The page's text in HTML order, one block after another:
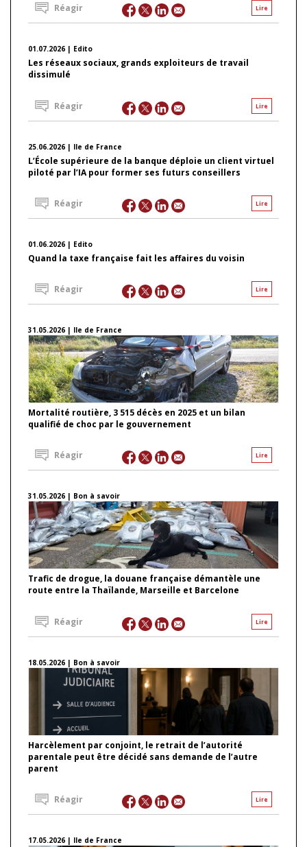
Lire
Réagir
01.07.2026 | Edito
Les réseaux sociaux, grands exploiteurs de travail
dissimulé
Lire
Réagir
25.06.2026 | Ile de France
L’École supérieure de la banque déploie un client virtuel
piloté par l’IA pour former ses futurs conseillers
Lire
Réagir
01.06.2026 | Edito
Quand la taxe française fait les affaires du voisin
Lire
Réagir
31.05.2026 | Ile de France
Mortalité routière, 3 515 décès en 2025 et un bilan
qualifié de choc par le gouvernement
Lire
Réagir
31.05.2026 | Bon à savoir
Trafic de drogue, la douane française démantèle une
route entre la Thaïlande, Marseille et Barcelone
Lire
Réagir
18.05.2026 | Bon à savoir
Harcèlement par conjoint, le retrait de l’autorité
parentale peut être décidé sans demande de l’autre
parent
Lire
Réagir
17.05.2026 | Ile de France